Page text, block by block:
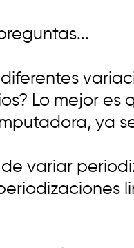
Lo mejor
ya
variar